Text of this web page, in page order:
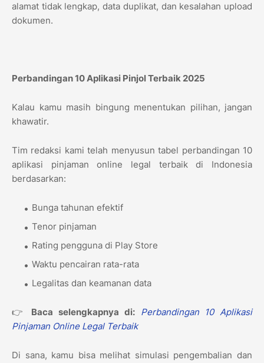
alamat tidak lengkap, data duplikat, dan kesalahan upload
dokumen.
Perbandingan 10 Aplikasi Pinjol Terbaik 2025
Kalau kamu masih bingung menentukan pilihan, jangan
khawatir.
Tim redaksi kami telah menyusun tabel perbandingan 10
aplikasi pinjaman online legal terbaik di Indonesia
berdasarkan:
Bunga tahunan efektif
Tenor pinjaman
Rating pengguna di Play Store
Waktu pencairan rata-rata
Legalitas dan keamanan data
👉 Baca selengkapnya di: Perbandingan 10 Aplikasi
Pinjaman Online Legal Terbaik
Di sana, kamu bisa melihat simulasi pengembalian dan